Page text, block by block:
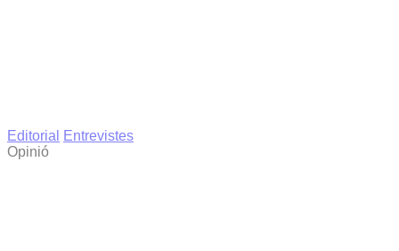
Editorial
Entrevistes
Opinió